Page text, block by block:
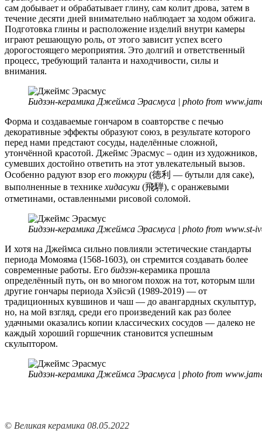
сам добывает и обрабатывает глину, сам колит дрова, затем в
течение десяти дней внимательно наблюдает за ходом обжига.
Подготовка глины и расположение изделий внутри камеры
играют решающую роль, от этого зависит успех всего
дорогостоящего мероприятия. Это долгий и ответственный
процесс, требующий таланта и находчивости, силы и
внимания.
Бидзэн-керамика Джеймса Эрасмуса | photo from
Форма и создаваемые гончаром в соавторстве с печью
декоративные эффекты образуют союз, в результате которого
перед нами предстают сосуды, наделённые сложной,
утончённой красотой. Джеймс Эрасмус – один из художников,
сумевших достойно ответить на этот увлекательный вызов.
Особенно радуют взор его токкури (徳利 — бутыли для саке),
выполненные в технике хидасуки (飛騨), с оранжевыми
отметинами, оставленными рисовой соломой.
Бидзэн-керамика Джеймса Эрасмуса | photo from www.st-
И хотя на Джеймса сильно повлияли эстетические стандарты
периода Момояма (1568-1603), он стремится создавать более
современные работы. Его бидзэн-керамика прошла
определённый путь, он во многом похож на тот, которым шли
другие гончары периода Хэйсэй (1989-2019) — от
традиционных кувшинов и чаш — до авангардных скульптур,
но, на мой взгляд, среди его произведений как раз более
удачными оказались копии классических сосудов — далеко не
каждый хороший горшечник становится успешным
скульптором.
Бидзэн-керамика Джеймса Эрасмуса | photo from
© Великая керамика 08.05.2022